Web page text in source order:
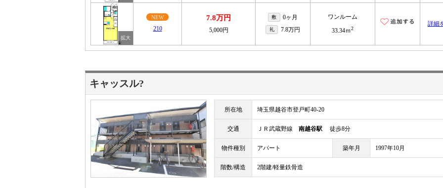
NEW
210
7.8万円
5,000円
敷 0ヶ月
礼 7.8万円
ワンルーム
33.34ｍ2
詳細
キャッスル?
所在地 埼玉県越谷市登戸町40-20
交通 ＪＲ武蔵野線 南越谷駅 徒歩8分
物件種別 アパート 築年月 1997年10月
階数/構造 2階建/軽量鉄骨造